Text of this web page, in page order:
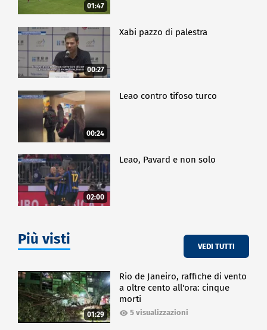
01:47
00:27
Xabi pazzo di palestra
00:24
Leao contro tifoso turco
02:00
Leao, Pavard e non solo
Più visti VEDI TUTTI
01:29
Rio de Janeiro, raffiche di vento
a oltre cento all'ora: cinque
morti
5 visualizzazioni